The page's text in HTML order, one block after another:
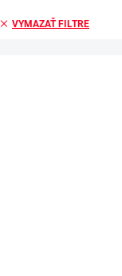
VYMAZAŤ FILTRE